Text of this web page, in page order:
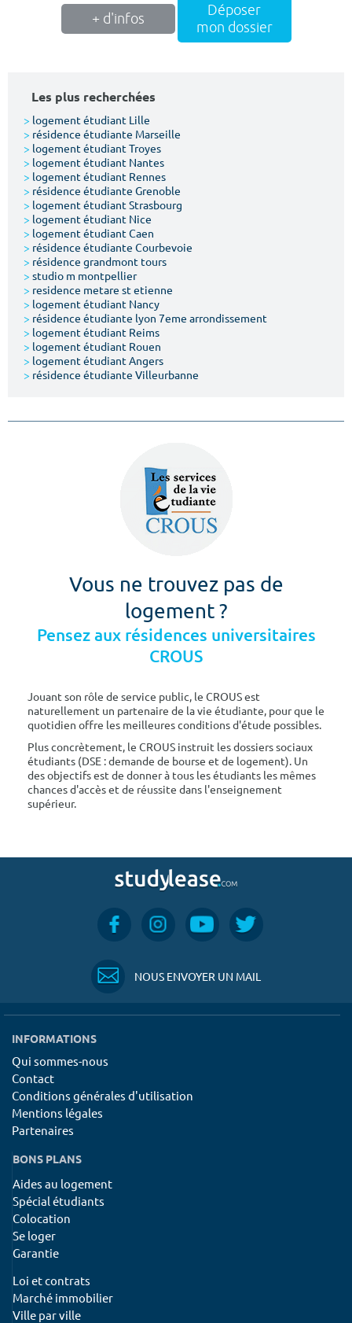
+ d'infos
Déposer
mon dossier
Les plus recherchées
> logement étudiant Lille
> résidence étudiante Marseille
> logement étudiant Troyes
> logement étudiant Nantes
> logement étudiant Rennes
> résidence étudiante Grenoble
> logement étudiant Strasbourg
> logement étudiant Nice
> logement étudiant Caen
> résidence étudiante Courbevoie
> résidence grandmont tours
> studio m montpellier
> residence metare st etienne
> logement étudiant Nancy
> résidence étudiante lyon 7eme arrondissement
> logement étudiant Reims
> logement étudiant Rouen
> logement étudiant Angers
> résidence étudiante Villeurbanne
Vous ne trouvez pas de
logement ?
Pensez aux résidences universitaires
CROUS
Jouant son rôle de service public, le CROUS est
naturellement un partenaire de la vie étudiante, pour que le
quotidien offre les meilleures conditions d'étude possibles.
Plus concrètement, le CROUS instruit les dossiers sociaux
étudiants (DSE : demande de bourse et de logement). Un
des objectifs est de donner à tous les étudiants les mêmes
chances d'accès et de réussite dans l'enseignement
supérieur.
NOUS ENVOYER UN MAIL
INFORMATIONS
Qui sommes-nous
Contact
Conditions générales d'utilisation
Mentions légales
Partenaires
BONS PLANS
Aides au logement
Spécial étudiants
Colocation
Se loger
Garantie
Loi et contrats
Marché immobilier
Ville par ville